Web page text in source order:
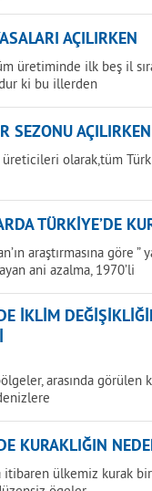
AÇILIRKEN
üretiminde ilk beş il
ki bu illerden
SEZONU AÇILIRKEN
üreticileri olarak,tüm
TÜRKİYE’DE
araştırmasına göre
ani azalma, 1970’li
İKLİM
arasında
KURAKLIĞIN
itibaren ülkemiz kurak